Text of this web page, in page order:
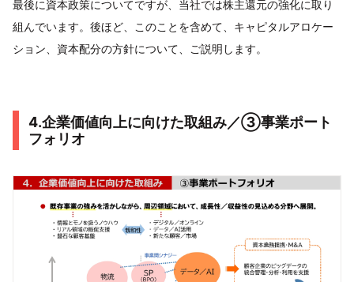
最後に資本政策についてですが、当社では株主還元の強化に取り
組んでいます。後ほど、このことを含めて、キャピタルアロケー
ション、資本配分の方針について、ご説明します。
4.企業価値向上に向けた取組み／③事業ポート
フォリオ